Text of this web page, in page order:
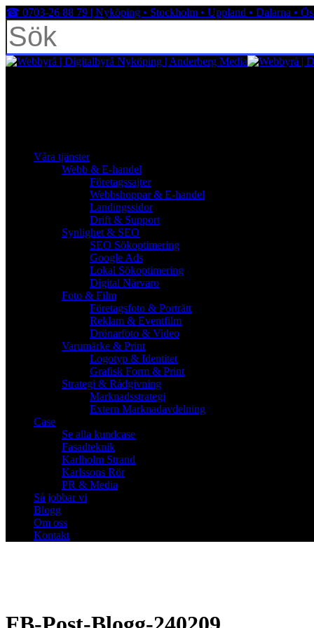
Skip
to
main
content
☎︎ 0703-26 88 79 | Nyköping • Stockholm • Uppland • Dalarna •
Close
Våra tjänster
Webb & E-handel
Företagssajter
Webbshoppar & E-handel
Landingssidor
Drift & Support
Synlighet & SEO
SEO Sökoptimering
Google Ads
Lokal Sökoptimering
Digital Närvaro
Foto & Film
Företagsfoto & Porträtt
Reklam & Eventfilm
Drönarfoto & Video
Varumärke & Print
Logotyp & Identitet
Grafisk Form & Print
Strategi & Rådgivning
Marknadsstrategi
Extern Marknadavdelning
Case
Se alla kundcase
Fasadteknik
Karlholm Strand
Karlssons Rör
PR & Media
Så jobbar vi
Blogg
Om oss
Kontakt